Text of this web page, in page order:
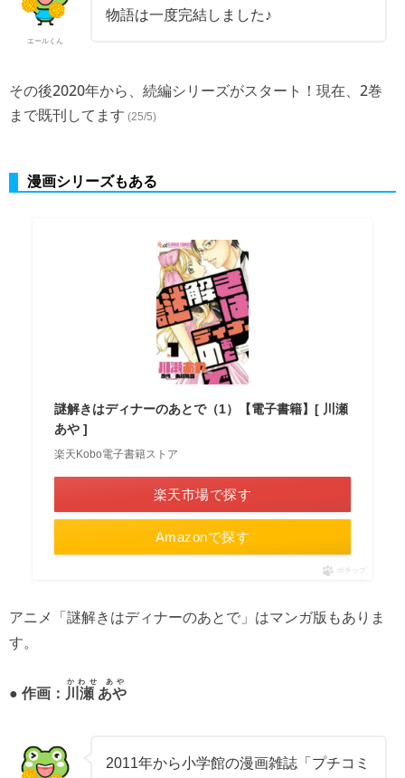
エールくん
物語は一度完結しました♪
その後2020年から、続編シリーズがスタート！現在、2巻
まで既刊してます (25/5)
漫画シリーズもある
謎解きはディナーのあとで（1）【電子書籍】[ 川瀬
あや ]
楽天Kobo電子書籍ストア
楽天市場で探す
Amazonで探す
ポチップ
アニメ「謎解きはディナーのあとで」はマンガ版もありま
す。
● 作画： 川瀬 あや
かわせ あや
2011年から小学館の漫画雑誌「プチコミ